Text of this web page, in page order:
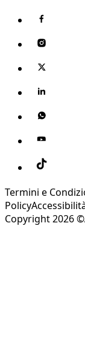
Termini e
Policy
Copyright 2026